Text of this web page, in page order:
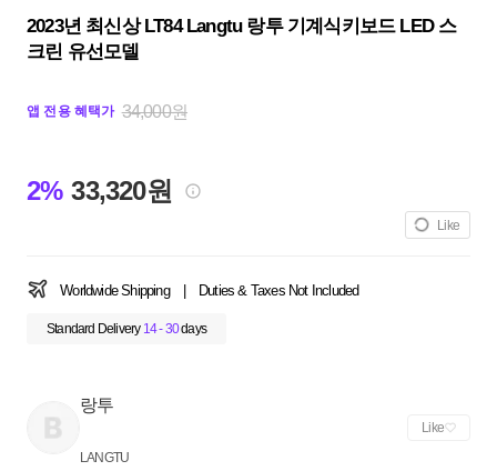
2023년 최신상 LT84 Langtu 랑투 기계식키보드 LED 스
크린 유선모델
앱 전용 혜택가 34,000원
2% 33,320원
Like
Worldwide Shipping Duties & Taxes Not Included
Standard Delivery 14 - 30days
랑투
LANGTU
Like